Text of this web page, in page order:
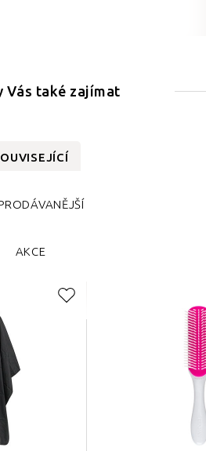
Vás také zajímat
AKCE